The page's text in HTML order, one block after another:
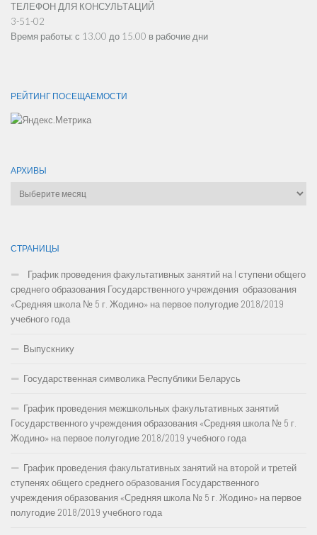
ТЕЛЕФОН ДЛЯ КОНСУЛЬТАЦИЙ
3-51-02
Время работы: с 13.00 до 15.00 в рабочие дни
РЕЙТИНГ ПОCЕЩАЕМОСТИ
АРХИВЫ
Архивы
СТРАНИЦЫ
График проведения факультативных занятий на I ступени общего
среднего образования Государственного учреждения образования
«Средняя школа № 5 г. Жодино» на первое полугодие 2018/2019
учебного года
Выпускнику
Государственная символика Республики Беларусь
График проведения межшкольных факультативных занятий
Государственного учреждения образования «Средняя школа № 5 г.
Жодино» на первое полугодие 2018/2019 учебного года
График проведения факультативных занятий на второй и третей
ступенях общего среднего образования Государственного
учреждения образования «Средняя школа № 5 г. Жодино» на первое
полугодие 2018/2019 учебного года